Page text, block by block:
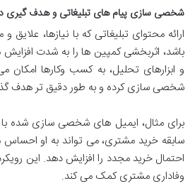
شخصی سازی پیام های تبلیغاتی و هدف گیری
ارائه محتوای تبلیغاتی که با نیازها،
باشد، اثربخشی کمپین ها را به شدت افزایش
و ابزارهای تحلیل، به کسب وکارها امکان
شخصی سازی کرده و به طور دقیق تر هدف
برای مثال، ایمیل های شخصی سازی شده با
سابقه خرید مشتری، می تواند به او
احتمال خرید مجدد را افزایش دهد. این
وفاداری مشتری کمک می کند.